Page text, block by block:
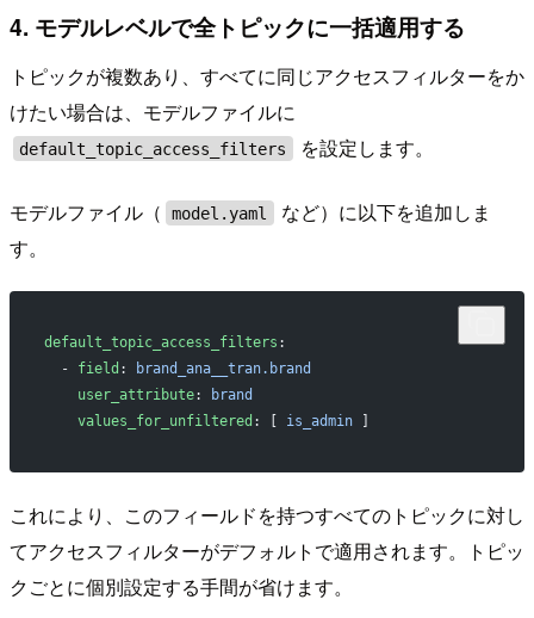
4. モデルレベルで全トピックに一括適用する
トピックが複数あり、すべてに同じアクセスフィルターをか
けたい場合は、モデルファイルに
default_topic_access_filters を設定します。
モデルファイル（ model.yaml
など）に以下を追加しま
す。
default_topic_access_filters :
  -
field :
brand_ana__tran.brand
    user_attribute
:
brand
    values_for_unfiltered
: [ is_admin ]
これにより、このフィールドを持つすべてのトピックに対し
てアクセスフィルターがデフォルトで適用されます。トピッ
クごとに個別設定する手間が省けます。